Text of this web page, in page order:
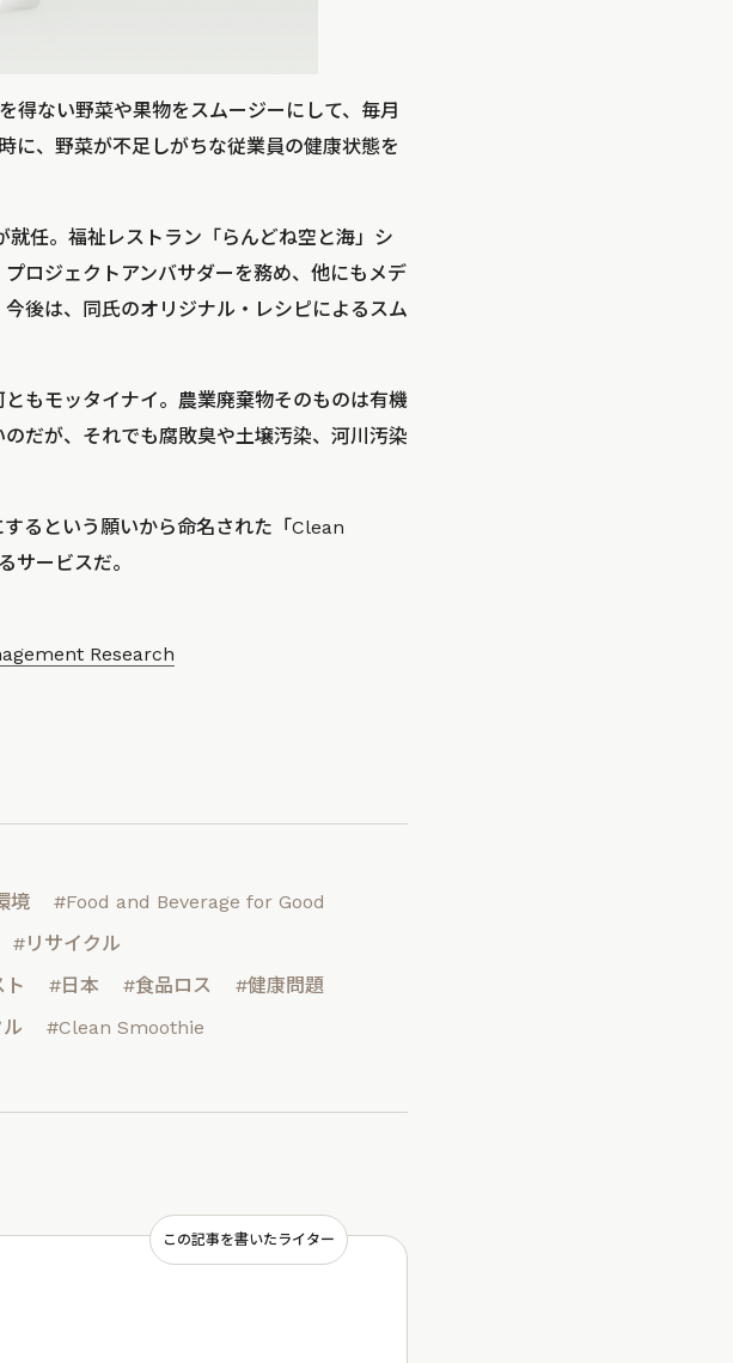
ない野菜や果物をスムージーにして、毎月
に、野菜が不足しがちな従業員の健康状態を
任。福祉レストラン「らんどね空と海」シ
ロジェクトアンバサダーを務め、他にもメデ
後は、同氏のオリジナル・レシピによるスム
もモッタイナイ。農業廃棄物そのものは有機
だが、それでも腐敗臭や土壌汚染、河川汚染
るという願いから命名された「Clean
サービスだ。
Research
境
#Food and Beverage for Good
#リサイクル
#日本 #食品ロス
#健康問題
#Clean Smoothie
この記事を書いたライター